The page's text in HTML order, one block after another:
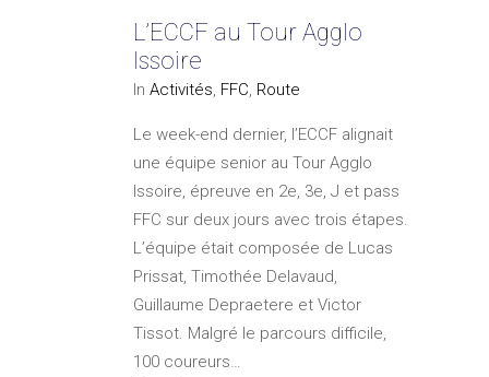
L’ECCF au Tour Agglo
Issoire
In Activités, FFC, Route
Le week-end dernier, l’ECCF alignait
une équipe senior au Tour Agglo
Issoire, épreuve en 2e, 3e, J et pass
FFC sur deux jours avec trois étapes.
L’équipe était composée de Lucas
Prissat, Timothée Delavaud,
Guillaume Depraetere et Victor
Tissot. Malgré le parcours difficile,
100 coureurs…